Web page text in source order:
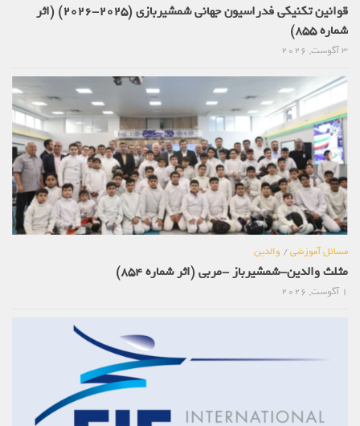
قوانین تکنیکی فدراسیون جهانی شمشیربازی (2025-2026) (اثر
شماره 855)
مسائل آموزشی/والدین
مثلث والدین-شمشیرباز -مربی (اثر شماره 854)